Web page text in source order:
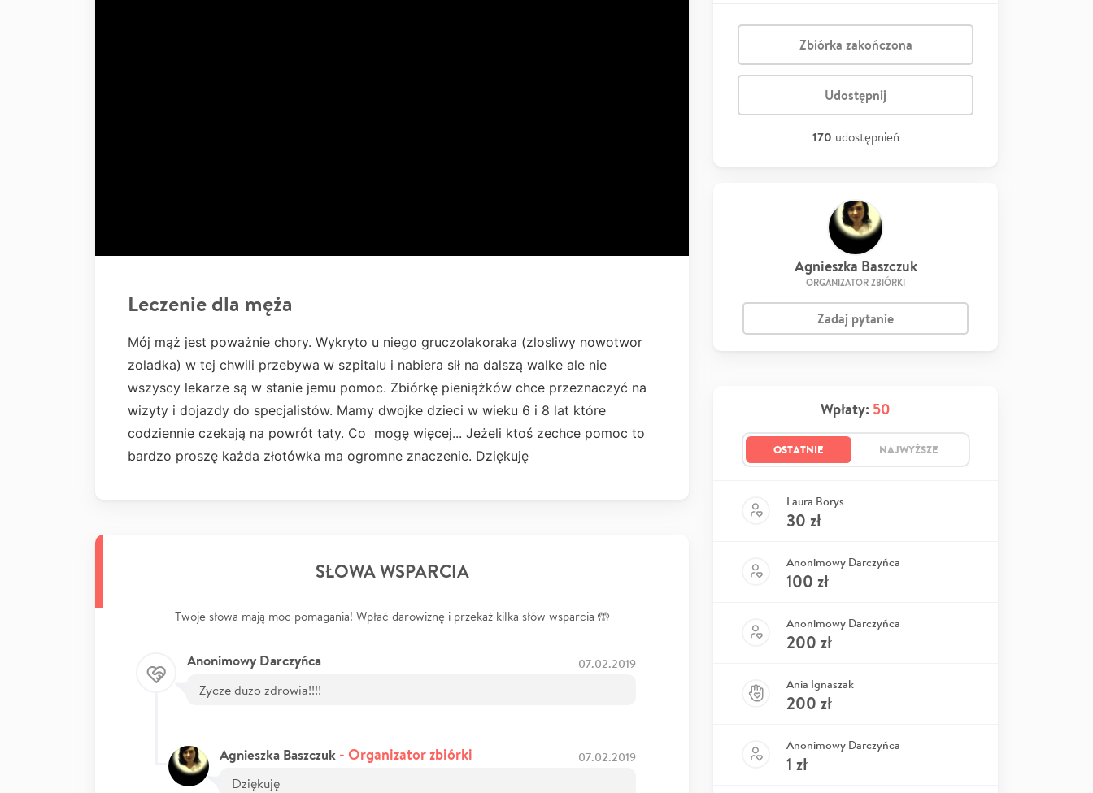
Leczenie dla męża
Mój mąż jest poważnie chory. Wykryto u niego gruczolakoraka (zlosliwy nowotwor
zoladka) w tej chwili przebywa w szpitalu i nabiera sił na dalszą walke ale nie
wszyscy lekarze są w stanie jemu pomoc. Zbiórkę pieniążków chce przeznaczyć na
wizyty i dojazdy do specjalistów. Mamy dwojke dzieci w wieku 6 i 8 lat które
codziennie czekają na powrót taty. Co mogę więcej... Jeżeli ktoś zechce pomoc to
bardzo proszę każda złotówka ma ogromne znaczenie. Dziękuję
SŁOWA WSPARCIA
Twoje słowa mają moc pomagania! Wpłać darowiznę i przekaż kilka słów wsparcia 🤲
Anonimowy Darczyńca 07.02.2019
Zycze duzo zdrowia!!!!
Agnieszka Baszczuk - Organizator zbiórki 07.02.2019
Dziękuję
Zbiórka zakończona
Udostępnij
170 udostępnień
Agnieszka Baszczuk
ORGANIZATOR ZBIÓRKI
Zadaj pytanie
Wpłaty: 50
OSTATNIE NAJWYŻSZE
Laura Borys
30 zł
Anonimowy Darczyńca
100 zł
Anonimowy Darczyńca
200 zł
Ania Ignaszak
200 zł
Anonimowy Darczyńca
1 zł